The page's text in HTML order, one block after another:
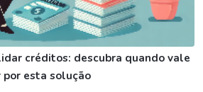
créditos: descubra quando vale
por esta solução